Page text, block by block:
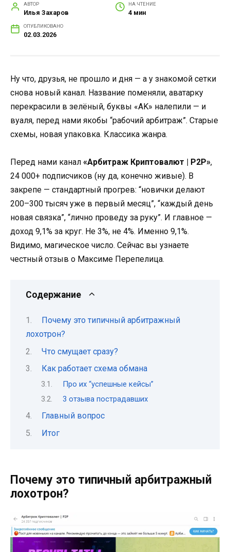
АВТОР
Илья Захаров
НА ЧТЕНИЕ
4 мин
ОПУБЛИКОВАНО
02.03.2026
Ну что, друзья, не прошло и дня — а у знакомой сетки
снова новый канал. Название поменяли, аватарку
перекрасили в зелёный, буквы «AK» налепили — и
вуаля, перед нами якобы “рабочий арбитраж”. Старые
схемы, новая упаковка. Классика жанра.
Перед нами канал «Арбитраж Криптовалют | P2P»,
24 000+ подписчиков (ну да, конечно живые). В
закрепе — стандартный прогрев: “новички делают
200–300 тысяч уже в первый месяц”, “каждый день
новая связка”, “лично проведу за руку”. И главное —
доход 9,1% за круг. Не 3%, не 4%. Именно 9,1%.
Видимо, магическое число. Сейчас вы узнаете
честный отзыв о Мaксиме Пеpепелица.
Содержание
Почему это типичный арбитражный
лохотрон?
Что смущает сразу?
Как работает схема обмана
Про их “успешные кейсы”
3 отзыва пострадавших
Главный вопрос
Итог
Почему это типичный арбитражный
лохотрон?